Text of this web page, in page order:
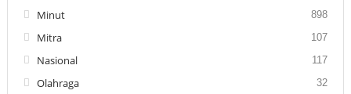
Minut 898
Mitra 107
Nasional 117
Olahraga 32